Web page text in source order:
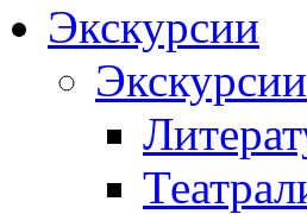
Экскурсии
Экскурсии